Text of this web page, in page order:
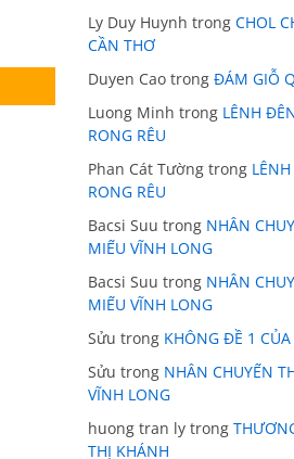
Ly Duy Huynh trong CHOL
CẦN THƠ
Duyen Cao trong ĐÁM GIỖ
Luong Minh trong LÊNH
RONG RÊU
Phan Cát Tường trong
RONG RÊU
Bacsi Suu trong NHÂN
MIẾU VĨNH LONG
Bacsi Suu trong NHÂN
MIẾU VĨNH LONG
Sửu trong KHÔNG ĐỀ 1
Sửu trong NHÂN CHUYẾN
VĨNH LONG
huong tran ly trong
THỊ KHÁNH